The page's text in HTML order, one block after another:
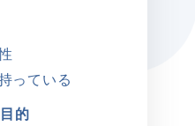
っている
的